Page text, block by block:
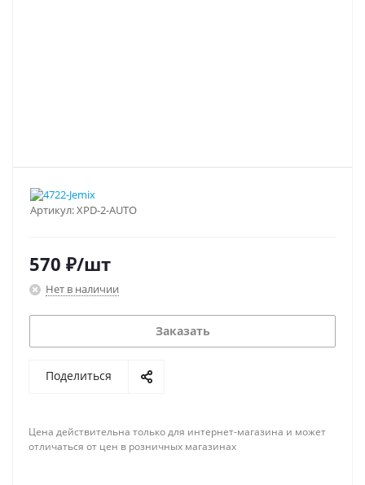
Артикул:XPD-2-AUTO
570 ₽/шт
Нет в наличии
Заказать
Поделиться
Цена действительна только для интернет-магазина и может
отличаться от цен в розничных магазинах